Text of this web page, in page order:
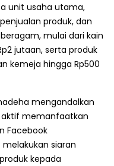
unit usaha utama,
produk, dan
mulai dari kain
jutaan, serta produk
kemeja hingga Rp500
mengandalkan
memanfaatkan
Facebook
siaran
kepada